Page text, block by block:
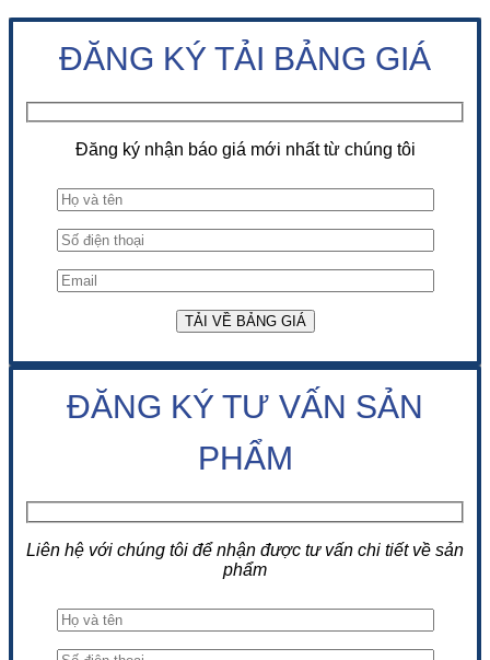
ĐĂNG KÝ TẢI BẢNG GIÁ
Đăng ký nhận báo giá mới nhất từ chúng tôi
ĐĂNG KÝ TƯ VẤN SẢN
PHẨM
Liên hệ với chúng tôi để nhận được tư vấn chi tiết về sản
phẩm